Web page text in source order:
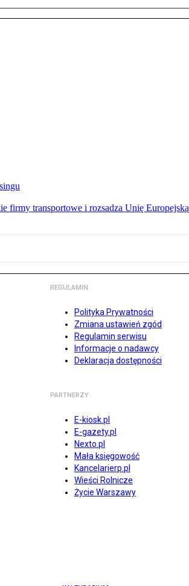
firmy transportowe i rozsadza Unię Europejską
REGULAMIN
Polityka Prywatności
Zmiana ustawień zgód
Regulamin serwisu
Informacje o nadawcy
Deklaracja dostępności
PARTNERZY
E-kiosk.pl
E-gazety.pl
Nexto.pl
Mała księgowość
Kancelarierp.pl
Wieści Rolnicze
Życie Warszawy